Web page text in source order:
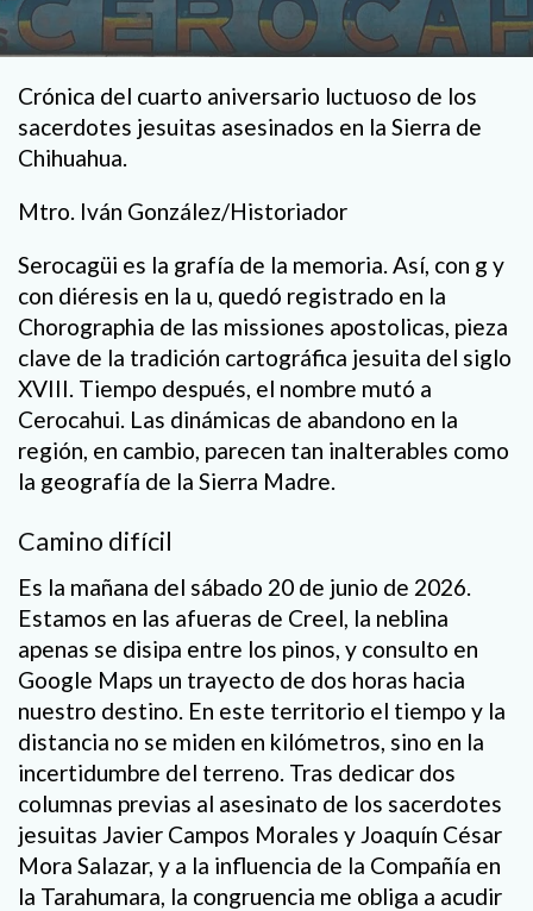
Crónica del cuarto aniversario luctuoso de los
sacerdotes jesuitas asesinados en la Sierra de
Chihuahua.
Mtro. Iván González/Historiador
Serocagüi es la grafía de la memoria. Así, con g y
con diéresis en la u, quedó registrado en la
Chorographia de las missiones apostolicas, pieza
clave de la tradición cartográfica jesuita del siglo
XVIII. Tiempo después, el nombre mutó a
Cerocahui. Las dinámicas de abandono en la
región, en cambio, parecen tan inalterables como
la geografía de la Sierra Madre.
Camino difícil
Es la mañana del sábado 20 de junio de 2026.
Estamos en las afueras de Creel, la neblina
apenas se disipa entre los pinos, y consulto en
Google Maps un trayecto de dos horas hacia
nuestro destino. En este territorio el tiempo y la
distancia no se miden en kilómetros, sino en la
incertidumbre del terreno. Tras dedicar dos
columnas previas al asesinato de los sacerdotes
jesuitas Javier Campos Morales y Joaquín César
Mora Salazar, y a la influencia de la Compañía en
la Tarahumara, la congruencia me obliga a acudir